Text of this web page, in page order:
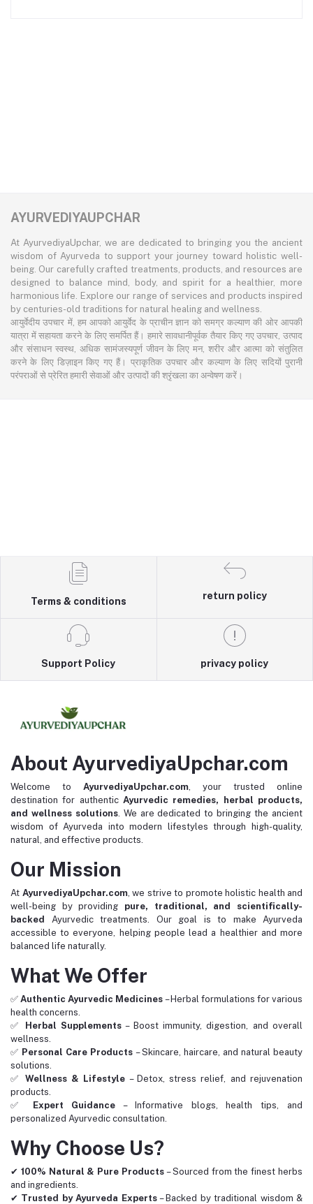
AYURVEDIYAUPCHAR
At AyurvediyaUpchar, we are dedicated to bringing you the ancient
wisdom of Ayurveda to support your journey toward holistic well-
being. Our carefully crafted treatments, products, and resources are
designed to balance mind, body, and spirit for a healthier, more
harmonious life. Explore our range of services and products inspired
by centuries-old traditions for natural healing and wellness.
आयुर्वेदीय उपचार में, हम आपको आयुर्वेद के प्राचीन ज्ञान को समग्र कल्याण की ओर आपकी
यात्रा में सहायता करने के लिए समर्पित हैं। हमारे सावधानीपूर्वक तैयार किए गए उपचार, उत्पाद
और संसाधन स्वस्थ, अधिक सामंजस्यपूर्ण जीवन के लिए मन, शरीर और आत्मा को संतुलित
करने के लिए डिज़ाइन किए गए हैं। प्राकृतिक उपचार और कल्याण के लिए सदियों पुरानी
परंपराओं से प्रेरित हमारी सेवाओं और उत्पादों की श्रृंखला का अन्वेषण करें।
Terms & conditions
return policy
Support Policy privacy policy
About AyurvediyaUpchar.com
Welcome to AyurvediyaUpchar.com , your trusted online
destination for authentic Ayurvedic remedies, herbal products,
and wellness solutions. We are dedicated to bringing the ancient
wisdom of Ayurveda into modern lifestyles through high-quality,
natural, and effective products.
Our Mission
At AyurvediyaUpchar.com, we strive to promote holistic health and
well-being by providing pure, traditional, and scientifically-
backed
Ayurvedic treatments. Our goal is to make Ayurveda
accessible to everyone, helping people lead a healthier and more
balanced life naturally.
What We Offer
✅Authentic Ayurvedic Medicines – Herbal formulations for various
health concerns.
✅
Herbal Supplements – Boost immunity, digestion, and overall
wellness.
✅ Personal Care Products – Skincare, haircare, and natural beauty
solutions.
✅ Wellness & Lifestyle – Detox, stress relief, and rejuvenation
products.
✅
Expert Guidance – Informative blogs, health tips, and
personalized Ayurvedic consultation.
Why Choose Us?
✔ 100% Natural & Pure Products – Sourced from the finest herbs
and ingredients.
✔ Trusted by Ayurveda Experts– Backed by traditional wisdom &